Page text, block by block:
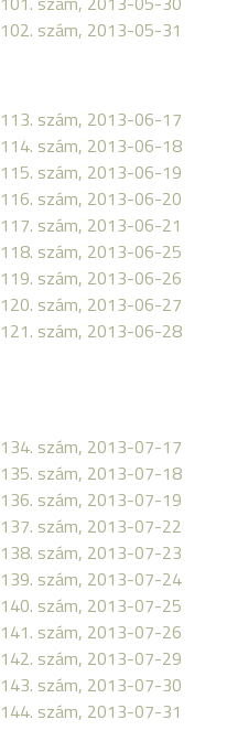
102. szám, 2013-05-31
113. szám, 2013-06-17
114. szám, 2013-06-18
115. szám, 2013-06-19
116. szám, 2013-06-20
117. szám, 2013-06-21
118. szám, 2013-06-25
119. szám, 2013-06-26
120. szám, 2013-06-27
121. szám, 2013-06-28
134. szám, 2013-07-17
135. szám, 2013-07-18
136. szám, 2013-07-19
137. szám, 2013-07-22
138. szám, 2013-07-23
139. szám, 2013-07-24
140. szám, 2013-07-25
141. szám, 2013-07-26
142. szám, 2013-07-29
143. szám, 2013-07-30
144. szám, 2013-07-31